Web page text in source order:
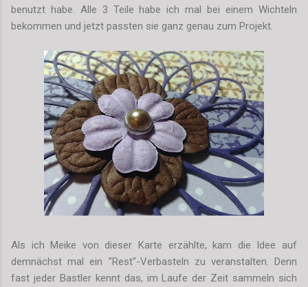
benutzt habe. Alle 3 Teile habe ich mal bei einem Wichteln
bekommen und jetzt passten sie ganz genau zum Projekt.
Als ich Meike von dieser Karte erzählte, kam die Idee auf
demnächst mal ein "Rest"-Verbasteln zu veranstalten. Denn
fast jeder Bastler kennt das, im Laufe der Zeit sammeln sich